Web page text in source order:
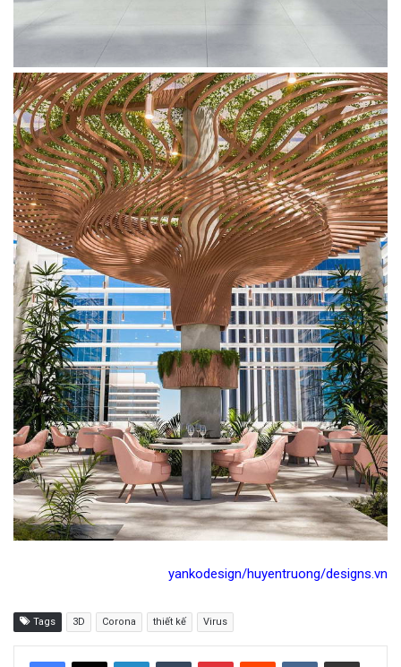
yankodesign/huyentruong/designs.vn
Tags 3D Corona thiết kế Virus